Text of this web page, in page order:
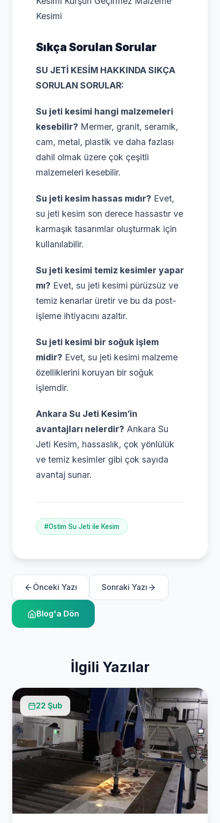
Kesimi
Sıkça Sorulan Sorular
SU JETİ KESİM HAKKINDA SIKÇA
SORULAN SORULAR:
Su jeti kesimi hangi malzemeleri
kesebilir? Mermer, granit, seramik,
cam, metal, plastik ve daha fazlası
dahil olmak üzere çok çeşitli
malzemeleri kesebilir.
Su jeti kesim hassas mıdır? Evet,
su jeti kesim son derece hassastır ve
karmaşık tasarımlar oluşturmak için
kullanılabilir.
Su jeti kesimi temiz kesimler yapar
mı? Evet, su jeti kesimi pürüzsüz ve
temiz kenarlar üretir ve bu da post-
işleme ihtiyacını azaltır.
Su jeti kesimi bir soğuk işlem
midir? Evet, su jeti kesimi malzeme
özelliklerini koruyan bir soğuk
işlemdir.
Ankara Su Jeti Kesim’in
avantajları nelerdir? Ankara Su
Jeti Kesim, hassaslık, çok yönlülük
ve temiz kesimler gibi çok sayıda
avantaj sunar.
#Ostim Su Jeti ile Kesim
Önceki Yazı Sonraki Yazı
Blog'a Dön
İlgili Yazılar
22 Şub